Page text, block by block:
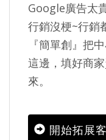
Google廣告太
行銷沒梗~行銷
『簡單創』把
這邊，填好商
來。
開始拓展